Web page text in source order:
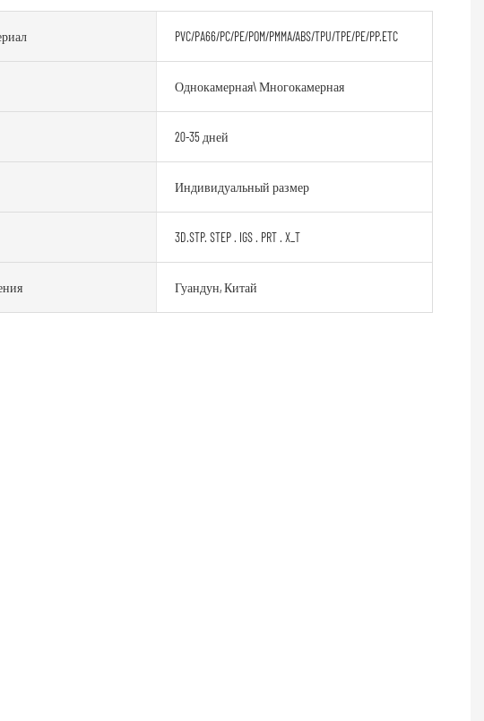
PVC/PA66/PC/PE/POM/PMMA/ABS/TPU/TPE/PE/PP.ETC
Однокамерная\ Многокамерная
20-35 дней
Индивидуальный размер
3D.STP. STEP . IGS . PRT . X_T
Гуандун, Китай